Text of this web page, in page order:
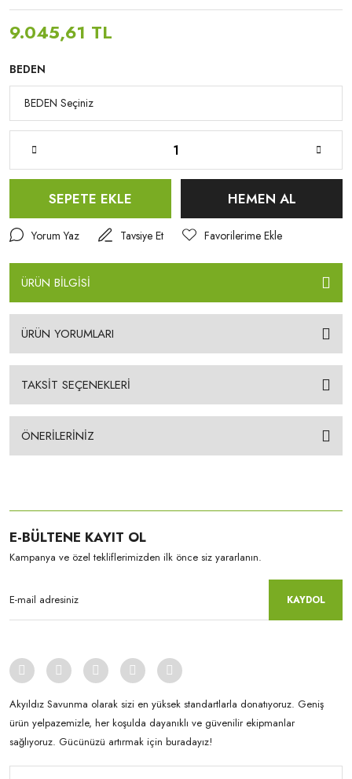
9.045,61 TL
BEDEN
SEPETE EKLE HEMEN AL
Yorum Yaz Tavsiye Et
ÜRÜN BİLGİSİ
ÜRÜN YORUMLARI
TAKSİT SEÇENEKLERİ
ÖNERİLERİNİZ
E-BÜLTENE KAYIT OL
Kampanya ve özel tekliflerimizden ilk önce siz yararlanın.
KAYDOL
Akyıldız Savunma olarak sizi en yüksek standartlarla donatıyoruz. Geniş
ürün yelpazemizle, her koşulda dayanıklı ve güvenilir ekipmanlar
sağlıyoruz. Gücünüzü artırmak için buradayız!